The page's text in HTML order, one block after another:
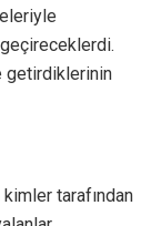
getirdiklerinin
kimler tarafından